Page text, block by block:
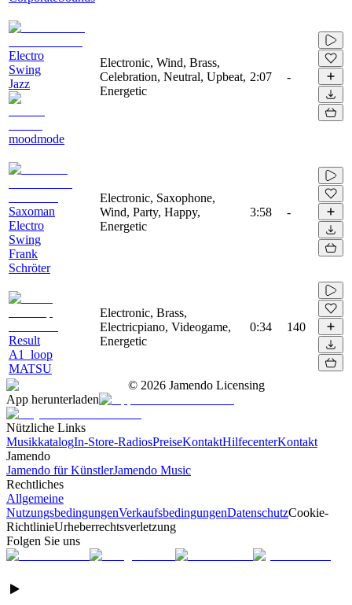
Electro
Swing
Jazz
moodmode
Electronic, Wind, Brass,
Celebration, Neutral, Upbeat,
Energetic
2:07 -
Saxoman
Electro
Swing
Frank
Schröter
Electronic, Saxophone,
Wind, Party, Happy,
Energetic
3:58 -
Result
A1_loop
MATSU
Electronic, Brass,
Electricpiano, Videogame,
Energetic
0:34 140
© 2026 Jamendo Licensing
App herunterladen
Nützliche Links
MusikkatalogIn-Store-RadiosPreiseKontaktHilfecenterKontakt
Jamendo
Jamendo für KünstlerJamendo Music
Rechtliches
Allgemeine
NutzungsbedingungenVerkaufsbedingungenDatenschutzCookie-
RichtlinieUrheberrechtsverletzung
Folgen Sie uns